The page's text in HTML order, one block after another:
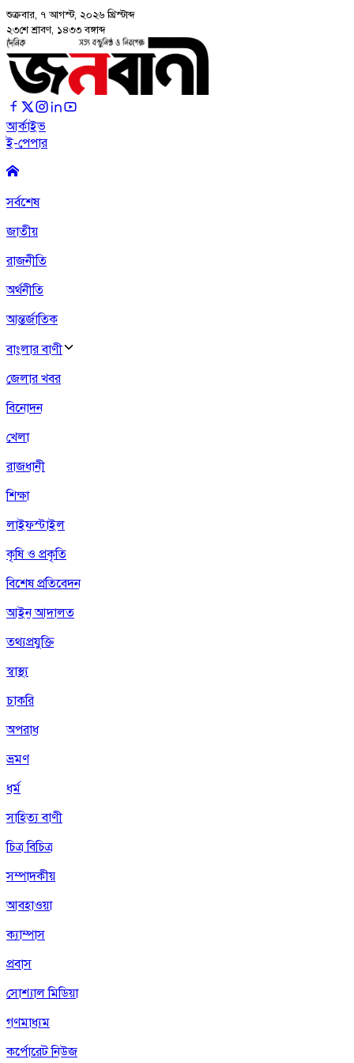
শুক্রবার, ৭ আগস্ট, ২০২৬ খ্রিস্টাব্দ
২৩শে শ্রাবণ, ১৪৩৩ বঙ্গাব্দ
আর্কাইভ
ই-পেপার
সর্বশেষ
জাতীয়
রাজনীতি
অর্থনীতি
আন্তর্জাতিক
বাংলার বাণী
জেলার খবর
বিনোদন
খেলা
রাজধানী
শিক্ষা
লাইফস্টাইল
কৃষি ও প্রকৃতি
বিশেষ প্রতিবেদন
আইন আদালত
তথ্যপ্রযুক্তি
স্বাস্থ্য
চাকরি
অপরাধ
ভ্রমণ
ধর্ম
সাহিত্য বাণী
চিত্র বিচিত্র
সম্পাদকীয়
আবহাওয়া
ক্যাম্পাস
প্রবাস
সোশ্যাল মিডিয়া
গণমাধ্যম
কর্পোরেট নিউজ